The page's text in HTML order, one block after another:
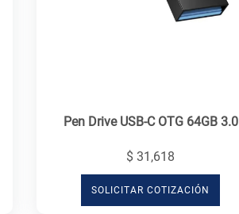
Pen Drive USB-C OTG 64GB 3.0
$ 31,618
SOLICITAR COTIZACIÓN